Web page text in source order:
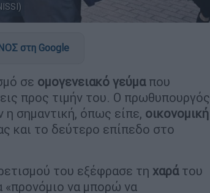
στη Google
σε ομογενειακό γεύμαπου
προς τιμήν του. Ο πρωθυπουργός
σημαντική, όπως είπε, οικονομική
και το δεύτερο επίπεδο στο
του εξέφρασε τη χαράτου
«προνόμιο να μπορώ να